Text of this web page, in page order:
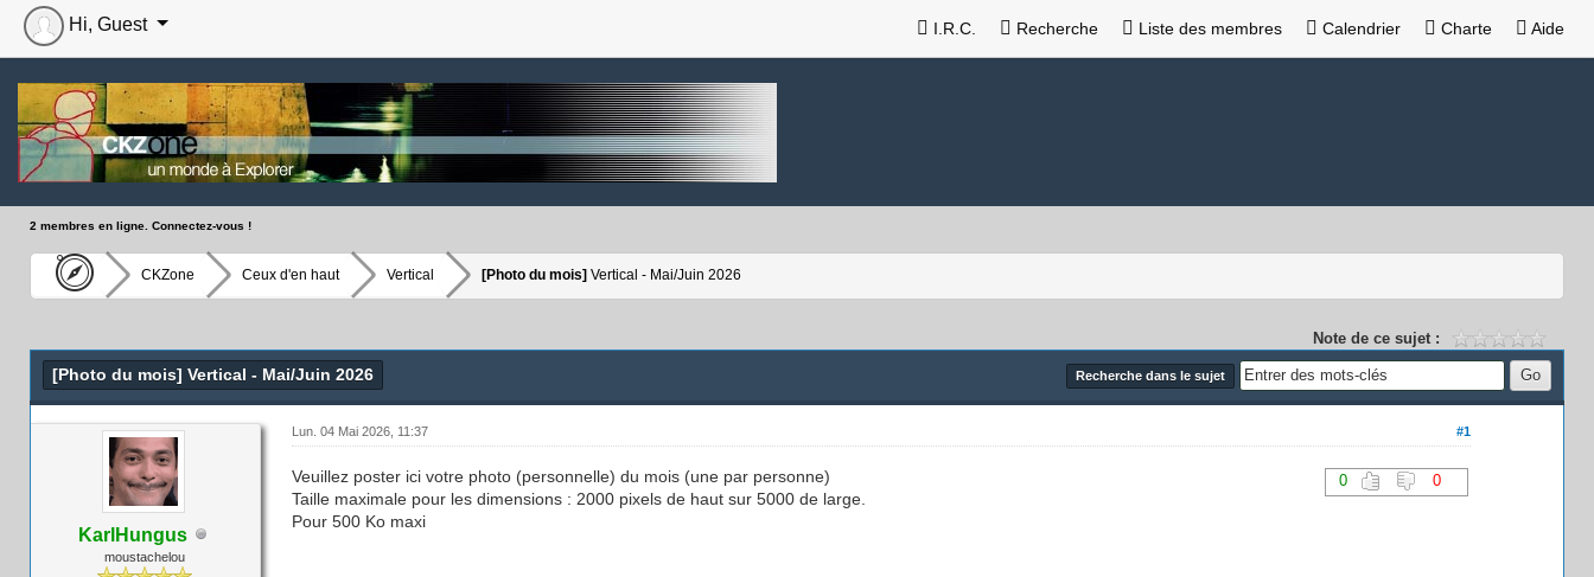
I.R.C. Recherche Liste des membres Calendrier Charte Aide
Hi, Guest
2 membres en ligne. Connectez-vous !
CKZone Ceux d'en haut Vertical [Photo du mois] Vertical - Mai/Juin 2026
Note de ce sujet :
Recherche dans le sujet
[Photo du mois] Vertical - Mai/Juin 2026
KarlHungus
moustachelou
#1
Lun. 04 Mai 2026, 11:37
0 0
Veuillez poster ici votre photo (personnelle) du mois (une par personne)
Taille maximale pour les dimensions : 2000 pixels de haut sur 5000 de large.
Pour 500 Ko maxi